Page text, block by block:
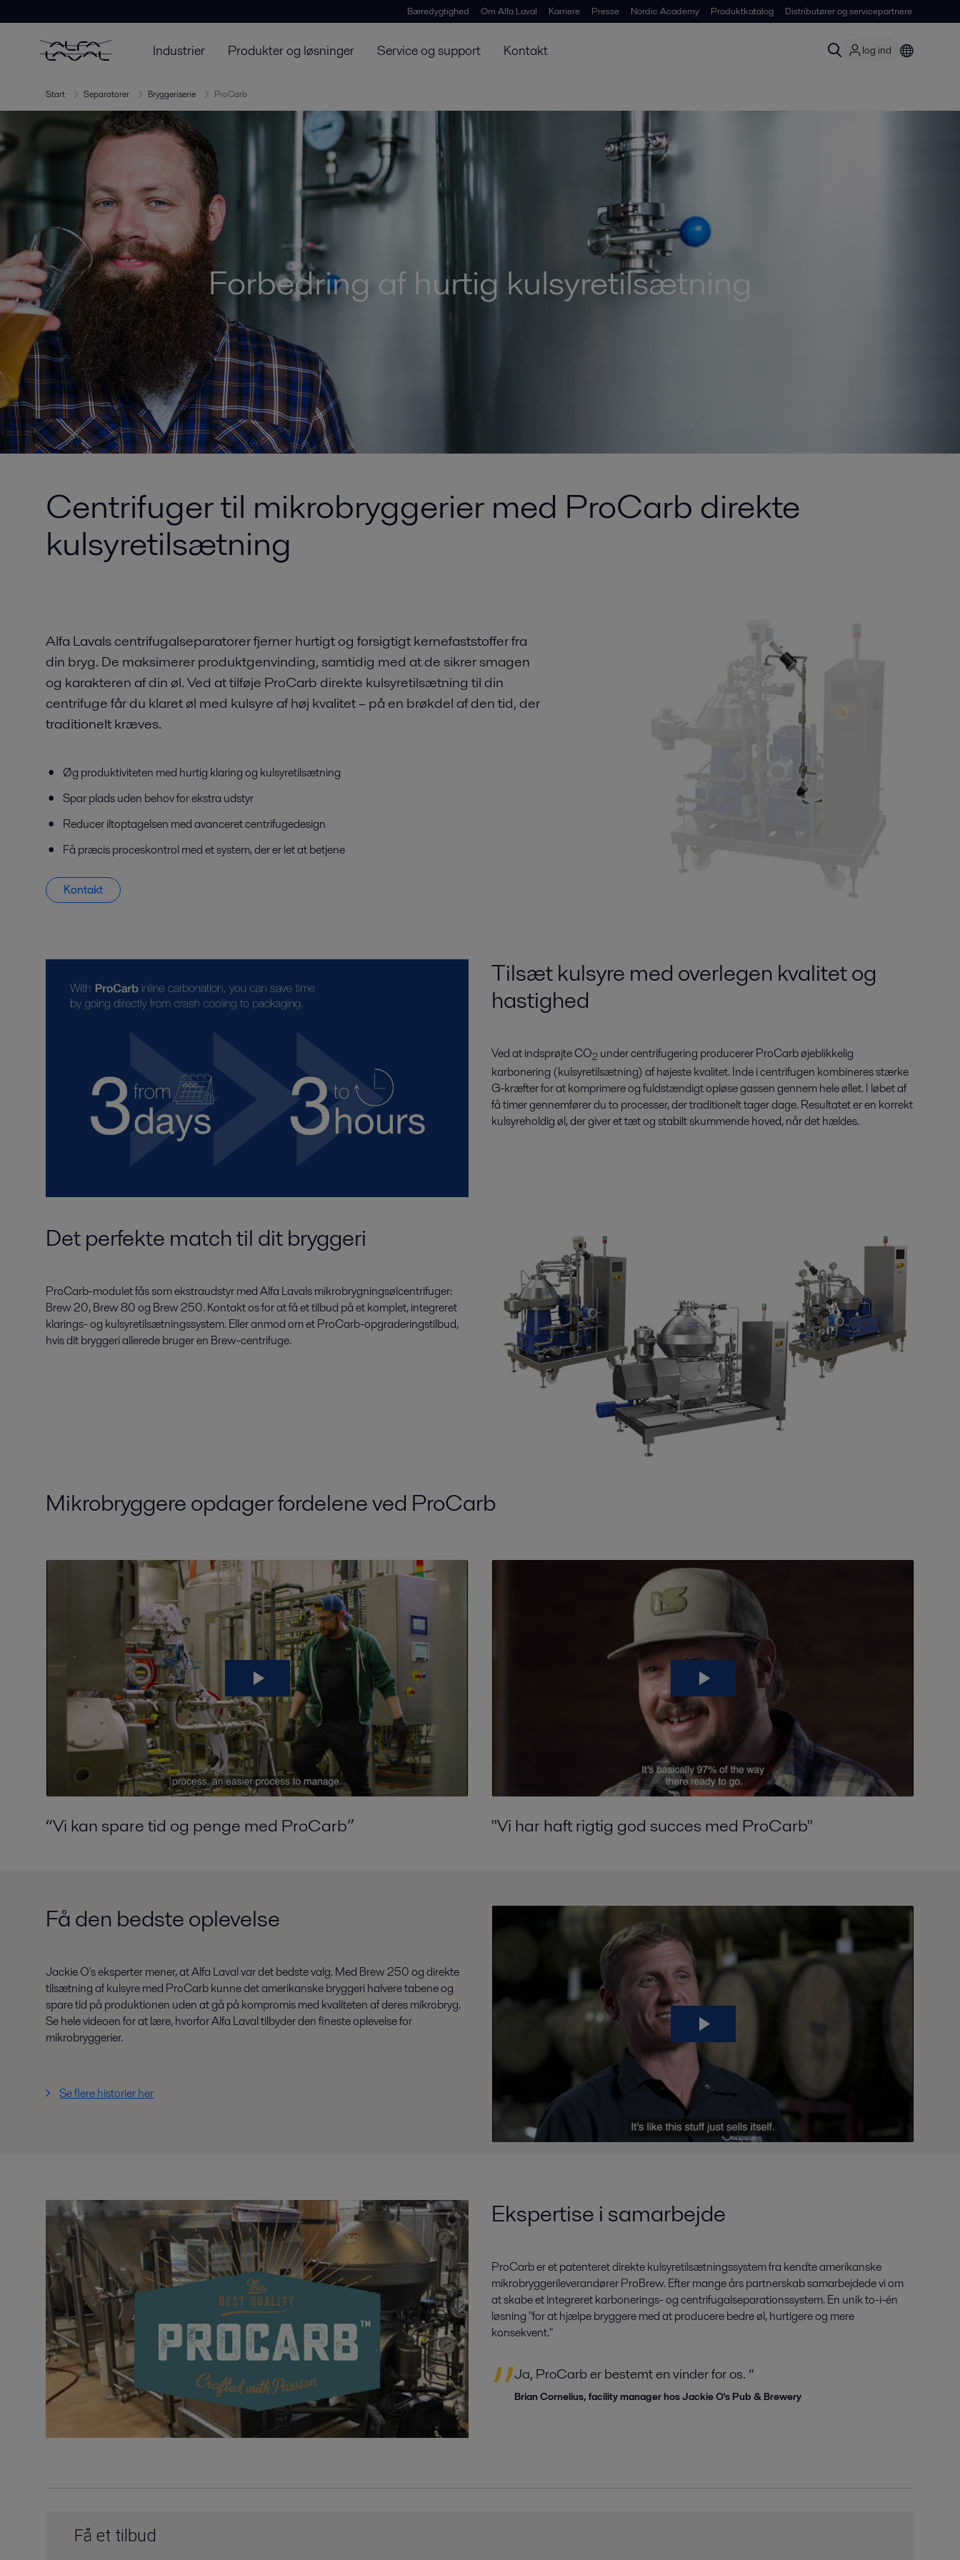
Bæredygtighed Om Alfa Laval Karriere Presse Nordic Academy Produktkatalog Distributører og servicepartnere
Industrier Produkter og løsninger Service og support Kontakt log ind
Start Separatorer Bryggeriserie ProCarb
Forbedring af hurtig kulsyretilsætning
Centrifuger til mikrobryggerier med ProCarb direkte
kulsyretilsætning
Alfa Lavals centrifugalseparatorer fjerner hurtigt og forsigtigt kernefaststoffer fra
din bryg. De maksimerer produktgenvinding, samtidig med at de sikrer smagen
og karakteren af din øl. Ved at tilføje ProCarb direkte kulsyretilsætning til din
centrifuge får du klaret øl med kulsyre af høj kvalitet – på en brøkdel af den tid, der
traditionelt kræves.
Øg produktiviteten med hurtig klaring og kulsyretilsætning
Spar plads uden behov for ekstra udstyr
Reducer iltoptagelsen med avanceret centrifugedesign
Få præcis proceskontrol med et system, der er let at betjene
Kontakt
Tilsæt kulsyre med overlegen kvalitet og
hastighed
Ved at indsprøjte CO2 under centrifugering producerer ProCarb øjeblikkelig
karbonering (kulsyretilsætning) af højeste kvalitet. Inde i centrifugen kombineres stærke
G-kræfter for at komprimere og fuldstændigt opløse gassen gennem hele øllet. I løbet af
få timer gennemfører du to processer, der traditionelt tager dage. Resultatet er en korrekt
kulsyreholdig øl, der giver et tæt og stabilt skummende hoved, når det hældes.
Det perfekte match til dit bryggeri
ProCarb-modulet fås som ekstraudstyr med Alfa Lavals mikrobrygningsølcentrifuger:
Brew 20, Brew 80 og Brew 250. Kontakt os for at få et tilbud på et komplet, integreret
klarings- og kulsyretilsætningssystem. Eller anmod om et ProCarb-opgraderingstilbud,
hvis dit bryggeri allerede bruger en Brew-centrifuge.
Mikrobryggere opdager fordelene ved ProCarb
“Vi kan spare tid og penge med ProCarb” "Vi har haft rigtig god succes med ProCarb"
Få den bedste oplevelse
Jackie O's eksperter mener, at Alfa Laval var det bedste valg. Med Brew 250 og direkte
tilsætning af kulsyre med ProCarb kunne det amerikanske bryggeri halvere tabene og
spare tid på produktionen uden at gå på kompromis med kvaliteten af deres mikrobryg.
Se hele videoen for at lære, hvorfor Alfa Laval tilbyder den fineste oplevelse for
mikrobryggerier.
Se flere historier her
Ekspertise i samarbejde
ProCarb er et patenteret direkte kulsyretilsætningssystem fra kendte amerikanske
mikrobryggerileverandører ProBrew. Efter mange års partnerskab samarbejdede vi om
at skabe et integreret karbonerings- og centrifugalseparationssystem. En unik to-i-én
løsning "for at hjælpe bryggere med at producere bedre øl, hurtigere og mere
konsekvent."
Ja, ProCarb er bestemt en vinder for os. ”
Brian Cornelius, facility manager hos Jackie O's Pub & Brewery
Få et tilbud